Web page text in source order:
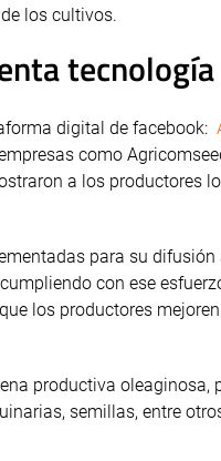
los cultivos.
tecnología
digital de facebook:
como
a los productores
para su
con ese
los productores
productiva
semillas, entre